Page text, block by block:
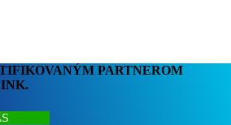
PARTNEROM